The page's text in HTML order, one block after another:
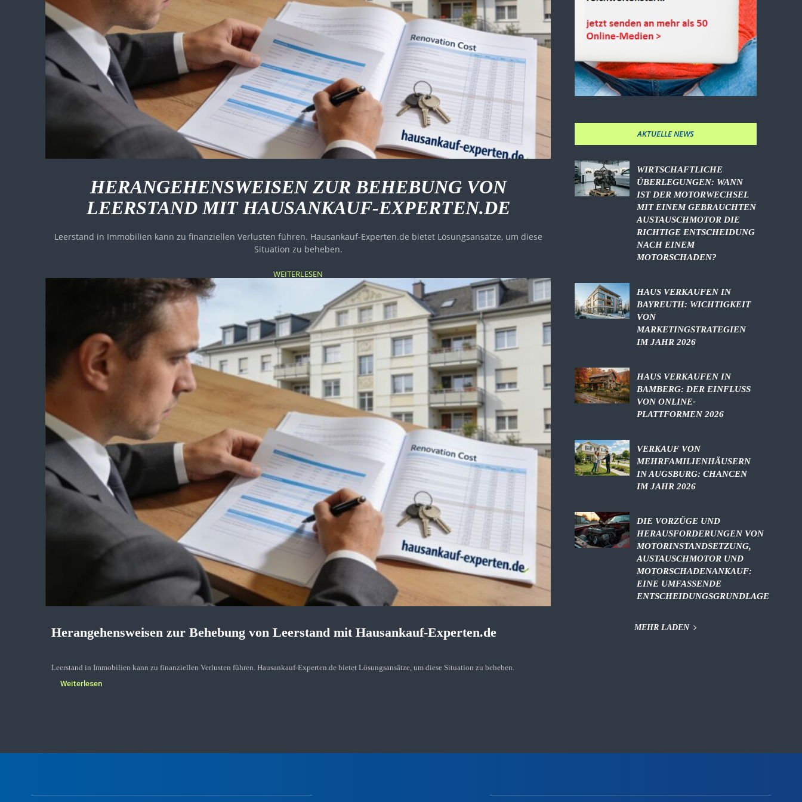
HERANGEHENSWEISEN ZUR BEHEBUNG VON
LEERSTAND MIT HAUSANKAUF-EXPERTEN.DE
Leerstand in Immobilien kann zu finanziellen Verlusten führen. Hausankauf-Experten.de bietet Lösungsansätze, um diese
Situation zu beheben.
WEITERLESEN
Herangehensweisen zur Behebung von Leerstand mit Hausankauf-Experten.de
Leerstand in Immobilien kann zu finanziellen Verlusten führen. Hausankauf-Experten.de bietet Lösungsansätze, um diese Situation zu beheben.
Weiterlesen
AKTUELLE NEWS
WIRTSCHAFTLICHE
ÜBERLEGUNGEN: WANN
IST DER MOTORWECHSEL
MIT EINEM GEBRAUCHTEN
AUSTAUSCHMOTOR DIE
RICHTIGE ENTSCHEIDUNG
NACH EINEM
MOTORSCHADEN?
HAUS VERKAUFEN IN
BAYREUTH: WICHTIGKEIT
VON
MARKETINGSTRATEGIEN
IM JAHR 2026
HAUS VERKAUFEN IN
BAMBERG: DER EINFLUSS
VON ONLINE-
PLATTFORMEN 2026
VERKAUF VON
MEHRFAMILIENHÄUSERN
IN AUGSBURG: CHANCEN
IM JAHR 2026
DIE VORZÜGE UND
HERAUSFORDERUNGEN VON
MOTORINSTANDSETZUNG,
AUSTAUSCHMOTOR UND
MOTORSCHADENANKAUF:
EINE UMFASSENDE
ENTSCHEIDUNGSGRUNDLAGE
MEHR LADEN